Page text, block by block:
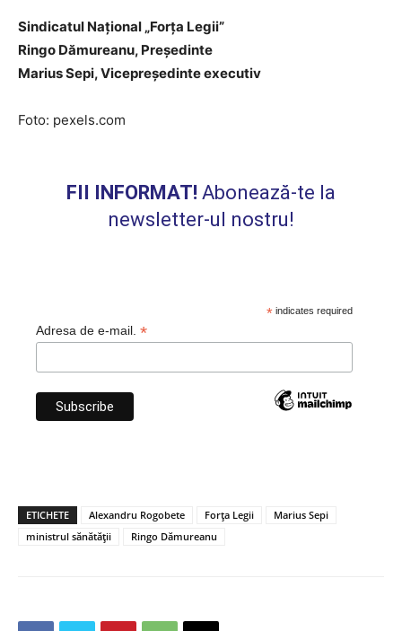
Sindicatul Național „Forța Legii”
Ringo Dămureanu, Președinte
Marius Sepi, Vicepreședinte executiv
Foto: pexels.com
FII INFORMAT! Abonează-te la
newsletter-ul nostru!
* indicates required
Adresa de e-mail. *
ETICHETE Alexandru Rogobete Forța Legii
Marius Sepi
ministrul sănătății
Ringo Dămureanu